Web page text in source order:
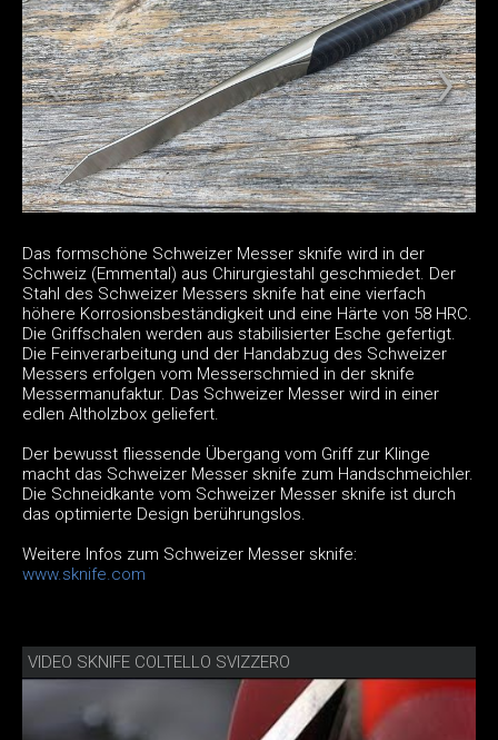
Das formschöne Schweizer Messer sknife wird in der
Schweiz (Emmental) aus Chirurgiestahl geschmiedet. Der
Stahl des Schweizer Messers sknife hat eine vierfach
höhere Korrosionsbeständigkeit und eine Härte von 58 HRC.
Die Griffschalen werden aus stabilisierter Esche gefertigt.
Die Feinverarbeitung und der Handabzug des Schweizer
Messers erfolgen vom Messerschmied in der sknife
Messermanufaktur. Das Schweizer Messer wird in einer
edlen Altholzbox geliefert.
Der bewusst fliessende Übergang vom Griff zur Klinge
macht das Schweizer Messer sknife zum Handschmeichler.
Die Schneidkante vom Schweizer Messer sknife ist durch
das optimierte Design berührungslos.
Weitere Infos zum Schweizer Messer sknife:
www.sknife.com
VIDEO SKNIFE COLTELLO SVIZZERO